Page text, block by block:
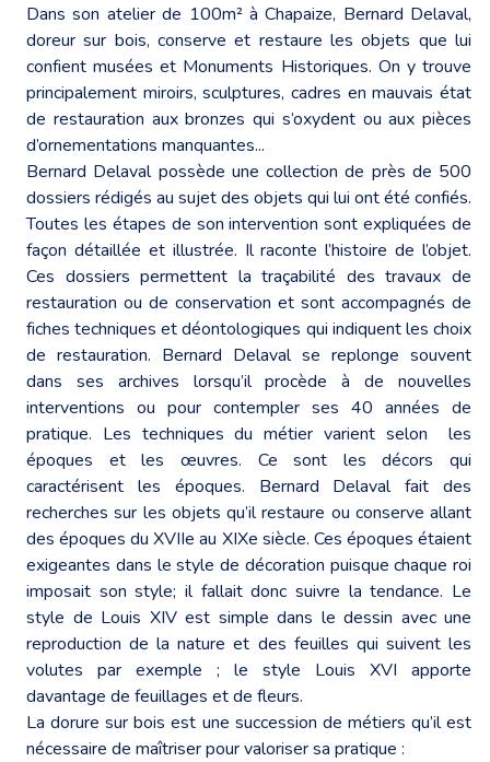
Dans son atelier de 100m² à Chapaize, Bernard Delaval,
doreur sur bois, conserve et restaure les objets que lui
confient musées et Monuments Historiques. On y trouve
principalement miroirs, sculptures, cadres en mauvais état
de restauration aux bronzes qui s’oxydent ou aux pièces
d’ornementations manquantes...
Bernard Delaval possède une collection de près de 500
dossiers rédigés au sujet des objets qui lui ont été confiés.
Toutes les étapes de son intervention sont expliquées de
façon détaillée et illustrée. Il raconte l’histoire de l’objet.
Ces dossiers permettent la traçabilité des travaux de
restauration ou de conservation et sont accompagnés de
fiches techniques et déontologiques qui indiquent les choix
de restauration. Bernard Delaval se replonge souvent
dans ses archives lorsqu’il procède à de nouvelles
interventions ou pour contempler ses 40 années de
pratique. Les techniques du métier varient selon les
époques et les œuvres. Ce sont les décors qui
caractérisent les époques. Bernard Delaval fait des
recherches sur les objets qu’il restaure ou conserve allant
des époques du XVIIe au XIXe siècle. Ces époques étaient
exigeantes dans le style de décoration puisque chaque roi
imposait son style; il fallait donc suivre la tendance. Le
style de Louis XIV est simple dans le dessin avec une
reproduction de la nature et des feuilles qui suivent les
volutes par exemple ; le style Louis XVI apporte
davantage de feuillages et de fleurs.
La dorure sur bois est une succession de métiers qu’il est
nécessaire de maîtriser pour valoriser sa pratique :